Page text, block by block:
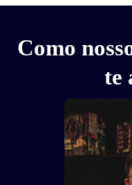
Como
te